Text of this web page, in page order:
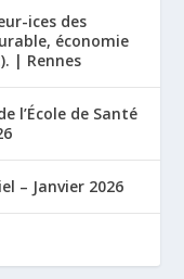
ices des
économie
| Rennes
l’École de Santé
– Janvier 2026